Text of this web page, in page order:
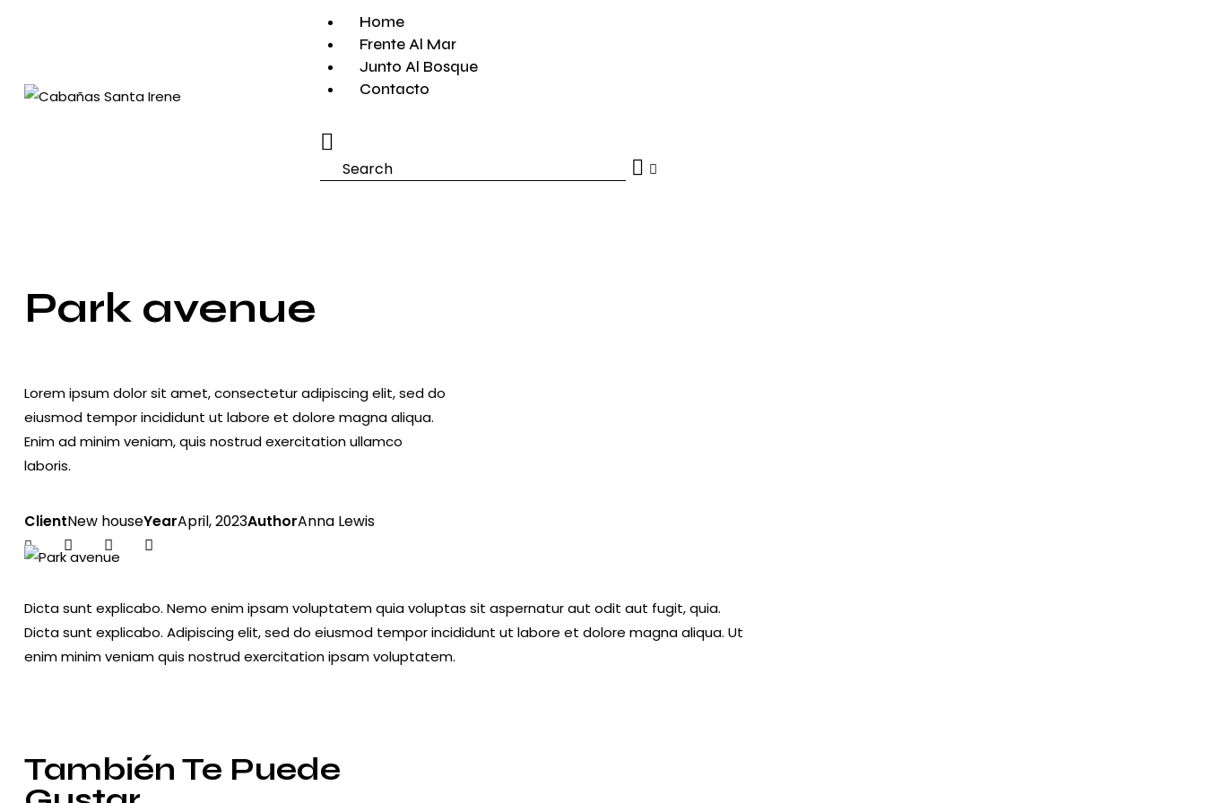
Home
Frente Al Mar
Junto Al Bosque
Contacto
Search
Park avenue
Lorem ipsum dolor sit amet, consectetur adipiscing elit, sed do
eiusmod tempor incididunt ut labore et dolore magna aliqua.
Enim ad minim veniam, quis nostrud exercitation ullamco
laboris.
ClientNew houseYearApril, 2023AuthorAnna Lewis
Twitter-
new
FacebookShare-
email
Copy
clipboard
Dicta sunt explicabo. Nemo enim ipsam voluptatem quia voluptas sit aspernatur aut odit aut fugit, quia.
Dicta sunt explicabo. Adipiscing elit, sed do eiusmod tempor incididunt ut labore et dolore magna aliqua. Ut
enim minim veniam quis nostrud exercitation ipsam voluptatem.
También Te Puede